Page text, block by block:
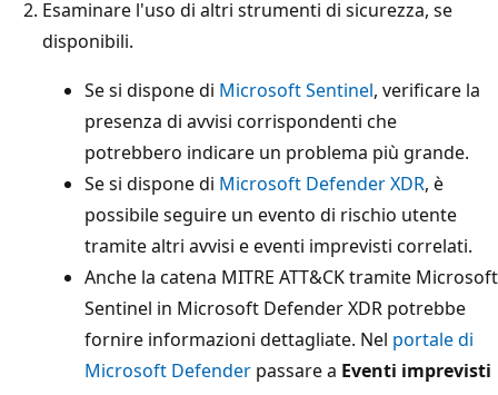
Esaminare l'uso di altri strumenti di sicurezza, se
disponibili.
Se si dispone di Microsoft Sentinel, verificare la
presenza di avvisi corrispondenti che
potrebbero indicare un problema più grande.
Se si dispone di Microsoft Defender XDR, è
possibile seguire un evento di rischio utente
tramite altri avvisi e eventi imprevisti correlati.
Anche la catena MITRE ATT&CK tramite Microsoft
Sentinel in Microsoft Defender XDR potrebbe
fornire informazioni dettagliate. Nel portale di
Microsoft Defender passare a Eventi imprevisti